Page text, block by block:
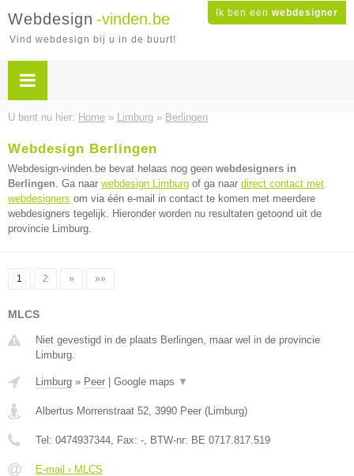
Ik ben een webdesigner
Webdesign -vinden.be
Vind webdesign bij u in de buurt!
U bent nu hier: Home » Limburg » Berlingen
Webdesign Berlingen
Webdesign-vinden.be bevat helaas nog geen webdesigners in
Berlingen. Ga naar webdesign Limburg of ga naar direct contact met
webdesigners om via één e-mail in contact te komen met meerdere
webdesigners tegelijk. Hieronder worden nu resultaten getoond uit de
provincie Limburg.
1 2 » »»
MLCS
Niet gevestigd in de plaats Berlingen, maar wel in de provincie
Limburg.
Limburg » Peer Google maps ▼
Albertus Morrenstraat 52, 3990 Peer (Limburg)
Tel: 0474937344, Fax: -, BTW-nr: BE 0717.817.519
E-mail › MLCS